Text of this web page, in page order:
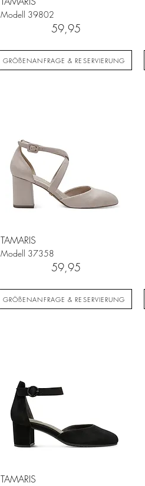
39802
Modell
59,95
GRÖßENANFRAGE & RESERVIERUNG
TAMARIS
37358
Modell
59,95
GRÖßENANFRAGE & RESERVIERUNG
TAMARIS